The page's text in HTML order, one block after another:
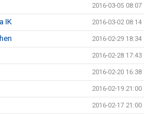
2016-03-05 08:07
IK 2016-03-02 08:14
2016-02-29 18:34
2016-02-28 17:43
2016-02-20 16:38
2016-02-19 21:00
2016-02-17 21:00